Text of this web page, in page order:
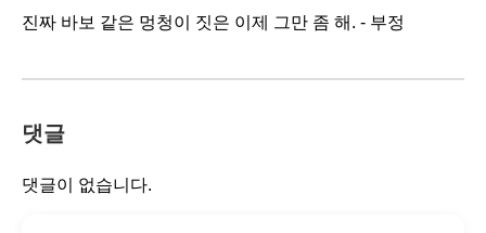
진짜 바보 같은 멍청이 짓은 이제 그만 좀 해. - 부정
댓글
댓글이 없습니다.